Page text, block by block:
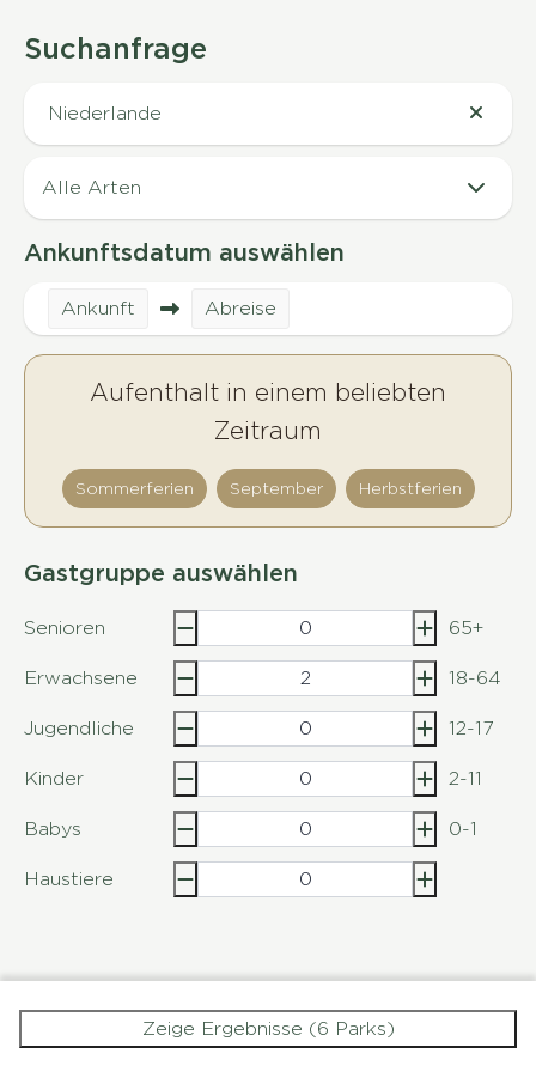
Suchanfrage
Niederlande
Ankunftsdatum auswählen
Ankunft Abreise
Aufenthalt in einem beliebten
Zeitraum
Sommerferien September Herbstferien
Gastgruppe auswählen
Senioren 65+
Erwachsene 18-64
Jugendliche 12-17
Kinder 2-11
Babys 0-1
Haustiere
Zeige Ergebnisse (6 Parks)